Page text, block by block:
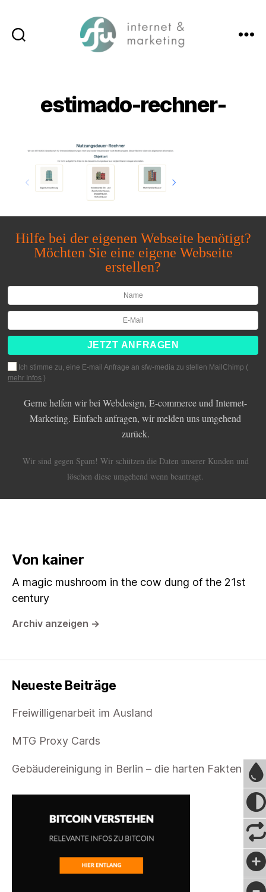
estimado-rechner-
Hilfe bei der eigenen Webseite benötigt?
Möchten Sie eine eigene Webseite
erstellen?
Ich stimme zu, eine E-mail Anfrage an sfw-media zu stellen MailChimp (
mehr Infos )
Gerne helfen wir bei Webdesign, E-commerce und Internet-
Marketing. Einfach anfragen, wir melden uns umgehend
zurück.
Wir sind gegen Spam! Wir schützen die Daten unserer Kunden und
löschen diese umgehend wenn beantragt.
Von kainer
A magic mushroom in the cow dung of the 21st
century
Archiv anzeigen →
Neueste Beiträge
Freiwilligenarbeit im Ausland
MTG Proxy Cards
Gebäudereinigung in Berlin – die harten Fakten